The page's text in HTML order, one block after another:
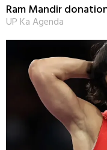
Ram Mandir
UP Ka Agenda